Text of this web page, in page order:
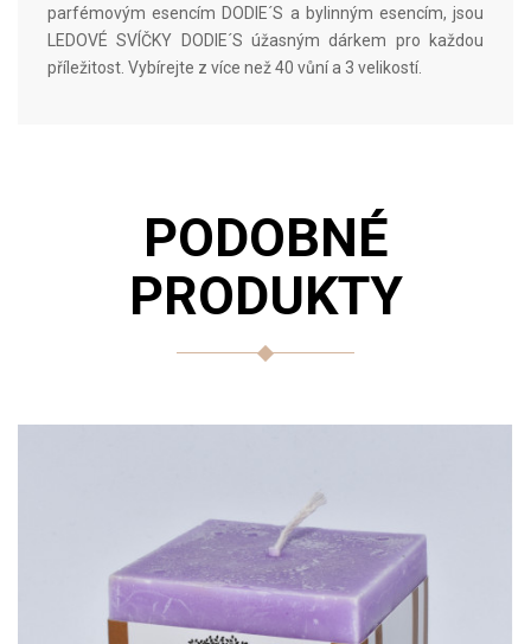
parfémovým esencím DODIE´S a bylinným esencím, jsou
LEDOVÉ SVÍČKY DODIE´S úžasným dárkem pro každou
příležitost. Vybírejte z více než 40 vůní a 3 velikostí.
PODOBNÉ
PRODUKTY